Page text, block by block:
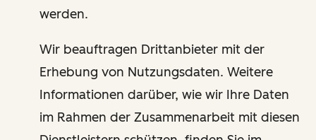
werden.
Wir beauftragen Drittanbieter mit der
Erhebung von Nutzungsdaten. Weitere
Informationen darüber, wie wir Ihre Daten
im Rahmen der Zusammenarbeit mit diesen